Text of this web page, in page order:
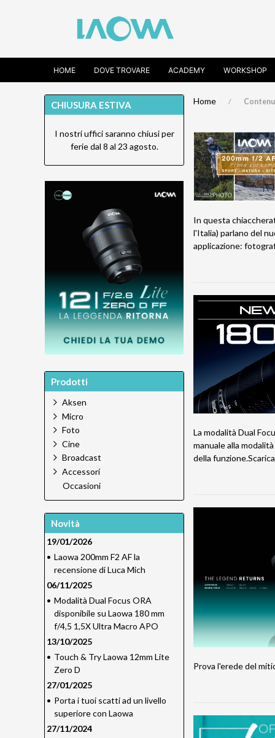
HOME DOVE TROVARE ACADEMY WORKSHOP
Home
In questa
l'Italia) parlano del
applicazione:
La modalità Dual
manuale alla
della
Prova l'erede del
CHIUSURA ESTIVA
I nostri uffici saranno chiusi per
ferie dal 8 al 23 agosto.
Prodotti
Aksen
Micro
Foto
Cine
Broadcast
Accessori
Occasioni
Novità
19/01/2026
• Laowa 200mm F2 AF la
recensione di Luca Mich
06/11/2025
• Modalità Dual Focus ORA
disponibile su Laowa 180 mm
f/4,5 1,5X Ultra Macro APO
13/10/2025
• Touch & Try Laowa 12mm Lite
Zero D
27/01/2025
• Porta i tuoi scatti ad un livello
superiore con Laowa
27/11/2024